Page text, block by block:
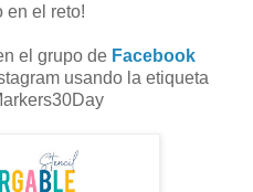
en el reto!
el grupo de Facebook
usando la etiqueta